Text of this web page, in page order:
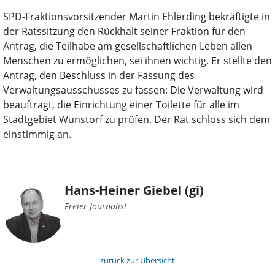
SPD-Fraktionsvorsitzender Martin Ehlerding bekräftigte in
der Ratssitzung den Rückhalt seiner Fraktion für den
Antrag, die Teilhabe am gesellschaftlichen Leben allen
Menschen zu ermöglichen, sei ihnen wichtig. Er stellte den
Antrag, den Beschluss in der Fassung des
Verwaltungsausschusses zu fassen: Die Verwaltung wird
beauftragt, die Einrichtung einer Toilette für alle im
Stadtgebiet Wunstorf zu prüfen. Der Rat schloss sich dem
einstimmig an.
Hans-Heiner Giebel (gi)
Freier Journalist
zurück zur Übersicht